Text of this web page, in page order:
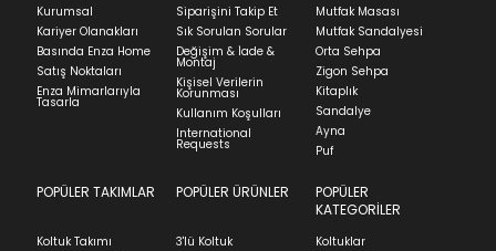
Kurumsal
Kariyer Olanakları
Basında Enza Home
Satış Noktaları
Enza Mimarlarıyla
Tasarla
Siparişini Takip Et
Sık Sorulan Sorular
Değişim & İade &
Montaj
Kişisel Verilerin
Korunması
Kullanım Koşulları
International
Requests
Mutfak Masası
Mutfak Sandalyesi
Orta Sehpa
Zigon Sehpa
Kitaplık
Sandalye
Ayna
Puf
POPÜLER TAKIMLAR
Koltuk Takımı
POPÜLER ÜRÜNLER
3'lü Koltuk
POPÜLER
KATEGORİLER
Koltuklar